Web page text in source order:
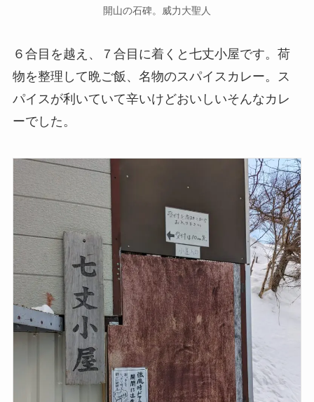
開山の石碑。威力大聖人
６合目を越え、７合目に着くと七丈小屋です。荷
物を整理して晩ご飯、名物のスパイスカレー。ス
パイスが利いていて辛いけどおいしいそんなカレ
ーでした。